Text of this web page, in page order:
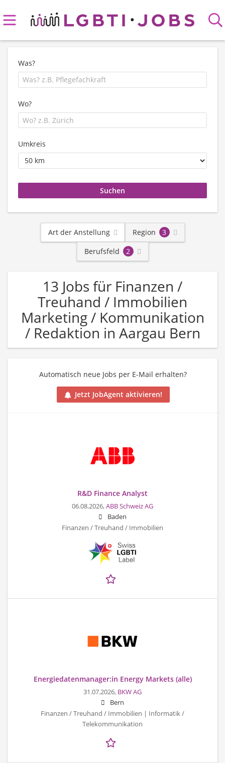
Was?
Wo?
Umkreis
Art der Anstellung Region
3
Berufsfeld
2
13 Jobs für Finanzen /
Treuhand / Immobilien
Marketing / Kommunikation
/ Redaktion in Aargau Bern
Automatisch neue Jobs per E-Mail erhalten?
Jetzt JobAgent aktivieren!
R&D Finance Analyst
06.08.2026,ABB Schweiz AG
Baden
Finanzen / Treuhand / Immobilien
Energiedatenmanager:in Energy Markets (alle)
31.07.2026, BKW AG
Bern
Finanzen / Treuhand / Immobilien | Informatik /
Telekommunikation